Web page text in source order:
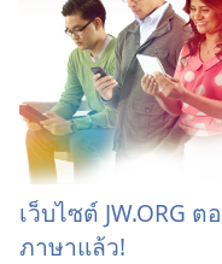
เว็บไซต์ JW.ORG
ภาษาแล้ว!